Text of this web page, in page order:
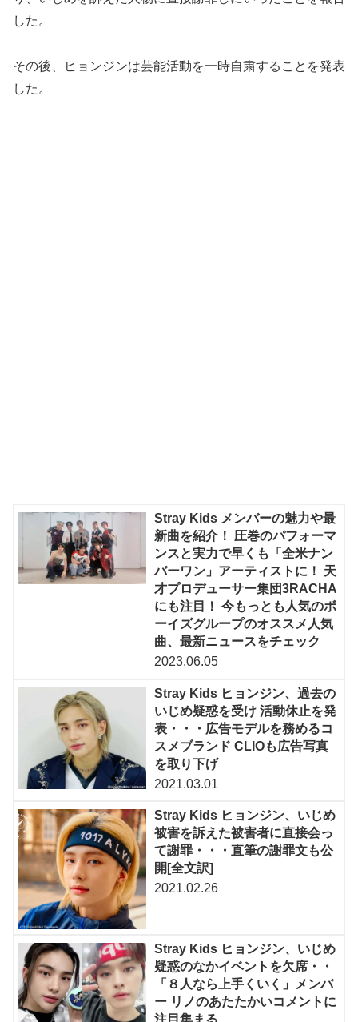
した。
その後、ヒョンジンは芸能活動を一時自粛することを発表
した。
Stray Kids メンバーの魅力や最
新曲を紹介！ 圧巻のパフォーマ
ンスと実力で早くも「全米ナン
バーワン」アーティストに！ 天
才プロデューサー集団3RACHA
にも注目！ 今もっとも人気のボ
ーイズグループのオススメ人気
曲、最新ニュースをチェック
2023.06.05
Stray Kids ヒョンジン、過去の
いじめ疑惑を受け 活動休止を発
表・・・広告モデルを務めるコ
スメブランド CLIOも広告写真
を取り下げ
2021.03.01
Stray Kids ヒョンジン、いじめ
被害を訴えた被害者に直接会っ
て謝罪・・・直筆の謝罪文も公
開[全文訳]
2021.02.26
Stray Kids ヒョンジン、いじめ
疑惑のなかイベントを欠席・・
「８人なら上手くいく」メンバ
ー リノのあたたかいコメントに